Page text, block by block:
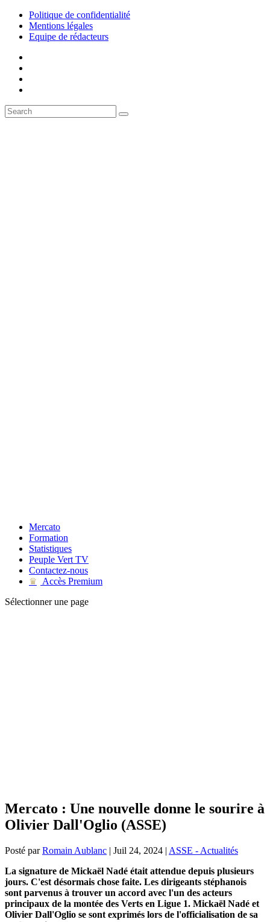
Politique de confidentialité
Mentions légales
Equipe de rédacteurs
Mercato
Formation
Statistiques
Peuple Vert TV
Contactez-nous
♛
Accès Premium
Sélectionner une page
Mercato : Une nouvelle donne le sourire à
Olivier Dall'Oglio (ASSE)
Posté parRomain Aublanc | Juil 24, 2024 | ASSE - Actualités
La signature de Mickaël Nadé était attendue depuis plusieurs
jours. C'est désormais chose faite. Les dirigeants stéphanois
sont parvenus à trouver un accord avec l'un des acteurs
principaux de la montée des Verts en Ligue 1. Mickaël Nadé et
Olivier Dall'Oglio se sont exprimés lors de l'officialisation de sa